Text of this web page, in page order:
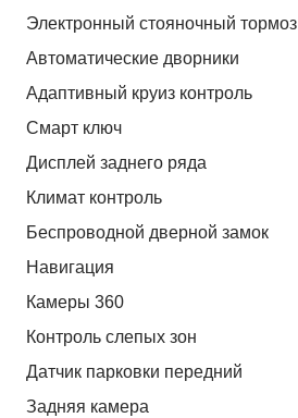
Электронный стояночный тормоз
Автоматические дворники
Адаптивный круиз контроль
Смарт ключ
Дисплей заднего ряда
Климат контроль
Беспроводной дверной замок
Навигация
Камеры 360
Контроль слепых зон
Датчик парковки передний
Задняя камера